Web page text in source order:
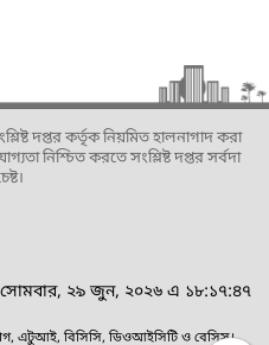
দপ্তর কর্তৃক নিয়মিত হালনাগাদ করা
নিশ্চিত করতে সংশ্লিষ্ট দপ্তর সর্বদা
সোমবার, ২৯ জুন, ২০২৬ এ ১৮:১৭:৪৭
এটুআই, বিসিসি, ডিওআইসিটি ও বেসিস।